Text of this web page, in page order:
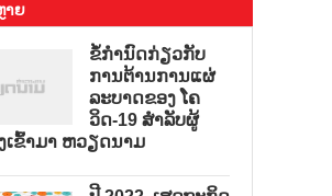
າຍ
ຂໍ້ກຳນົດກ່ຽວກັບ
ການຕ້ານການແຜ່
ລະບາດຂອງ ໂຄ
ວິດ-19 ສຳລັບຜູ້
ເຂົ້າມາ ຫວຽດນາມ